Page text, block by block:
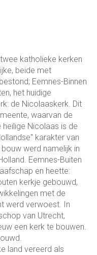
katholieke kerken
beide met
Eemnes-Binnen
het huidige
de Nicolaaskerk. Dit
waarvan de
Nicolaas is de
karakter van
werd namelijk in
Eemnes-Buiten
en heette:
kerkje gebouwd,
met de
werd verwoest. In
van Utrecht,
een kerk te bouwen.
land vereerd als